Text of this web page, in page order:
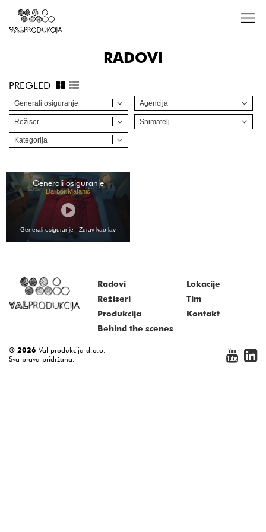
RADOVI
PREGLED
Generali osiguranje Agencija
Režiser Snimatelj
Kategorija
Generali osiguranje
Dalibor Matanić
Generali osiguranje - Zdrav kao lav
Radovi
Režiseri
Produkcija
Lokacije
Tim
Kontakt
Behind the scenes
© 2026 Val produkcija d.o.o.
Sva prava pridržana.